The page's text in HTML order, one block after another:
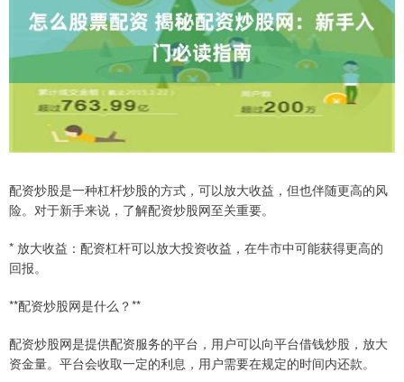
配资炒股是一种杠杆炒股的方式，可以放大收益，但也伴随更高的风
险。对于新手来说，了解配资炒股网至关重要。
* 放大收益：配资杠杆可以放大投资收益，在牛市中可能获得更高的
回报。
**配资炒股网是什么？**
配资炒股网是提供配资服务的平台，用户可以向平台借钱炒股，放大
资金量。平台会收取一定的利息，用户需要在规定的时间内还款。